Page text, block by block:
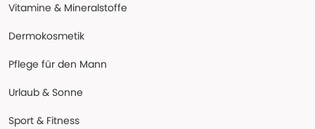
Vitamine & Mineralstoffe
Dermokosmetik
Pflege für den Mann
Urlaub & Sonne
Sport & Fitness